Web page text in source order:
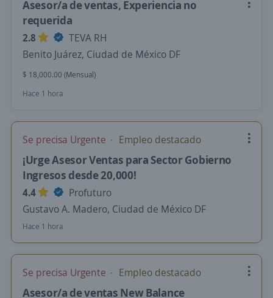
Asesor/a de ventas, Experiencia no
requerida
2.8
TEVA RH
Benito Juárez, Ciudad de México DF
$ 18,000.00 (Mensual)
Hace 1 hora
Se precisa Urgente Empleo destacado
¡Urge Asesor Ventas para Sector Gobierno
Ingresos desde 20,000!
4.4
Profuturo
Gustavo A. Madero, Ciudad de México DF
Hace 1 hora
Se precisa Urgente Empleo destacado
Asesor/a de ventas New Balance